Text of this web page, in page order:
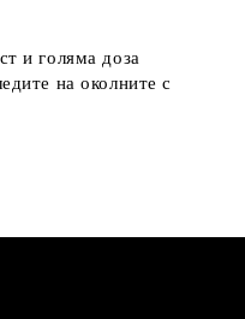
и голяма доза
на околните с